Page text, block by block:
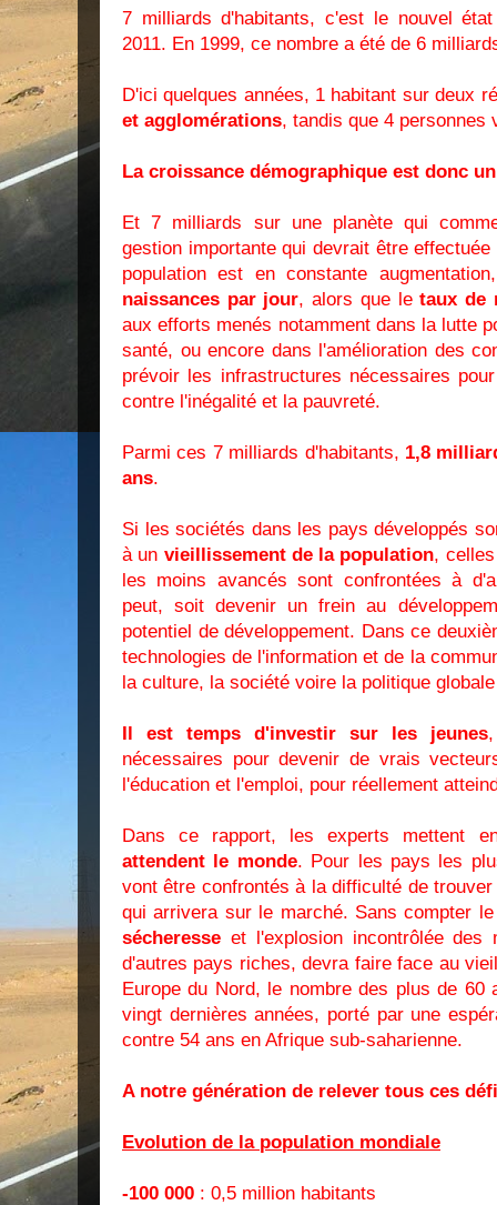
7 milliards d'habitants, c'est le nouvel
2011. En 1999, ce nombre a été de 6
D'ici quelques années, 1 habitant sur deux
et agglomérations, tandis que 4 personnes
La croissance démographique est donc
Et 7 milliards sur une planète qui
gestion importante qui devrait être
population est en constante
naissances par jour, alors que letaux de
aux efforts menés notamment dans la lutte
santé, ou encore dans l'amélioration des
prévoir les infrastructures nécessaires
contre l'inégalité et la pauvreté.
Parmi ces 7 milliards d'habitants, 1,8
ans.
Si les sociétés dans les pays développés
à un vieillissement de la population,
les moins avancés sont confrontées à
peut, soit devenir un frein au
potentiel de développement. Dans ce
technologies de l'information et de la
la culture, la société voire la politique
Il est temps d'investir sur les jeunes
nécessaires pour devenir de vrais
l'éducation et l'emploi, pour réellement
Dans ce rapport, les experts mettent
attendent le monde. Pour les pays les
vont être confrontés à la difficulté de
qui arrivera sur le marché. Sans compter
sécheresse et l'explosion incontrôlée des
d'autres pays riches, devra faire face au
Europe du Nord, le nombre des plus de 60
vingt dernières années, porté par une
contre 54 ans en Afrique sub-saharienne.
A notre génération de relever tous ces
Evolution de la population mondiale
-100 000 : 0,5 million habitants